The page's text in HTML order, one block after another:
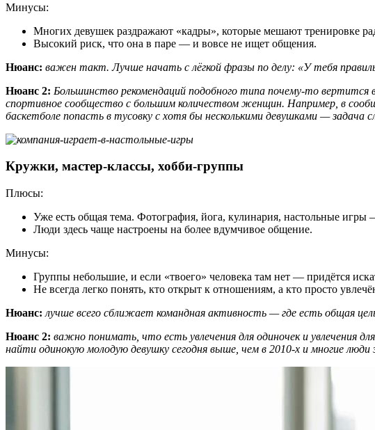
Минусы:
Многих девушек раздражают «кадры», которые мешают тренировке
Высокий риск, что она в паре — и вовсе не ищет общения.
Нюанс: важен такт. Лучше начать с лёгкой фразы по делу: «У тебя
Нюанс 2: Большинство рекомендаций подобного типа почему-то
спортивное сообщество с большим количеством женщин. Например, в
баскетболе попасть в тусовку с хотя бы несколькими девушками —
Кружки, мастер-классы, хобби-группы
Плюсы:
Уже есть общая тема. Фотография, йога, кулинария, настольные игры
Люди здесь чаще настроены на более вдумчивое общение.
Минусы:
Группы небольшие, и если «твоего» человека там нет — придётся
Не всегда легко понять, кто открыт к отношениям, а кто просто
Нюанс: лучше всего сближает командная активность — где есть общая
Нюанс 2: важно понимать, что есть увлечения для одиночек и увлечения
найти одинокую молодую девушку сегодня выше, чем в 2010-х и многие люди